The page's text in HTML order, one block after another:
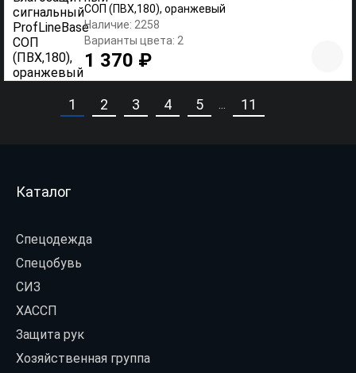
СОП (ПВХ,180), оранжевый
Наличие: 2258
Варианты цвета: 2
1 370 ₽
1 2 3 4 5 ... 11
Каталог
Спецодежда
Спецобувь
СИЗ
ХАССП
Защита рук
Хозяйственная группа